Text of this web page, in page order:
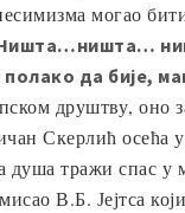
могао
полако да бије,
друштву, оно
Скерлић осећа
тражи спас у
В.Б. Јејтса